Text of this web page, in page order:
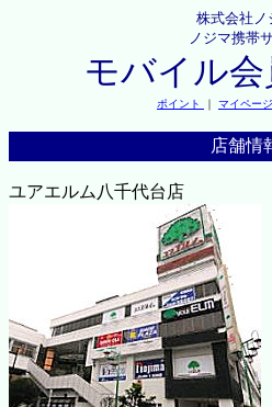
株式会社ノ
ノジマ携帯
モバイル会
ポイント ｜ マイページ
店舗情
ユアエルム八千代台店